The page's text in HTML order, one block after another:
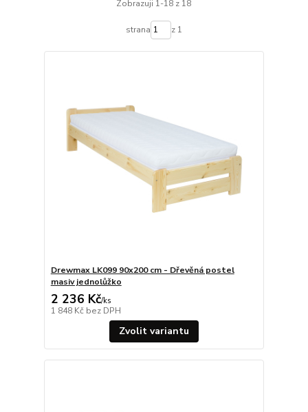
Zobrazuji 1-18 z 18
strana z 1
Drewmax LK099 90x200 cm - Dřevěná postel
masiv jednolůžko
2 236 Kč/ks
1 848 Kč bez DPH
Zvolit variantu